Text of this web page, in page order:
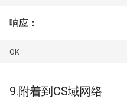
响应：
OK
9.附着到CS域网络